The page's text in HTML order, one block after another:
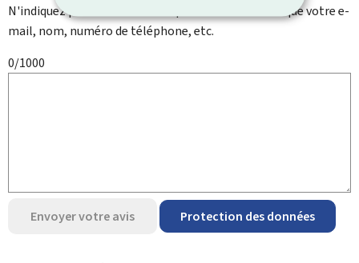
N'indiquez pas d'informations personnelles telles que votre e-
mail, nom, numéro de téléphone, etc.
0/1000
Envoyer votre avis Protection des données